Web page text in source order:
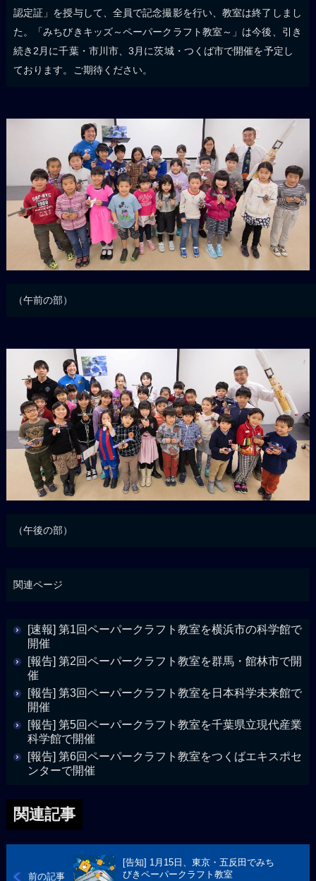
認定証」を授与して、全員で記念撮影を行い、教室は終了しまし
た。「みちびきキッズ～ペーパークラフト教室～」は今後、引き
続き2月に千葉・市川市、3月に茨城・つくば市で開催を予定し
ております。ご期待ください。
（午前の部）
（午後の部）
関連ページ
[速報] 第1回ペーパークラフト教室を横浜市の科学館で
開催
[報告] 第2回ペーパークラフト教室を群馬・館林市で開
催
[報告] 第3回ペーパークラフト教室を日本科学未来館で
開催
[報告] 第5回ペーパークラフト教室を千葉県立現代産業
科学館で開催
[報告] 第6回ペーパークラフト教室をつくばエキスポセ
ンターで開催
関連記事
前の記事
[告知] 1月15日、東京・五反田でみち
びきペーパークラフト教室